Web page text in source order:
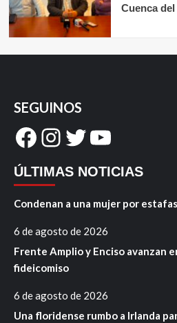
Cuenca
SEGUINOS
Facebook
Instagram
Twitter
YouTube
ÚLTIMAS NOTICIAS
Condenan a una mujer por
6 de agosto de 2026
Frente Amplio y Enciso avanzan
fideicomiso
6 de agosto de 2026
Una floridense rumbo a Irlanda